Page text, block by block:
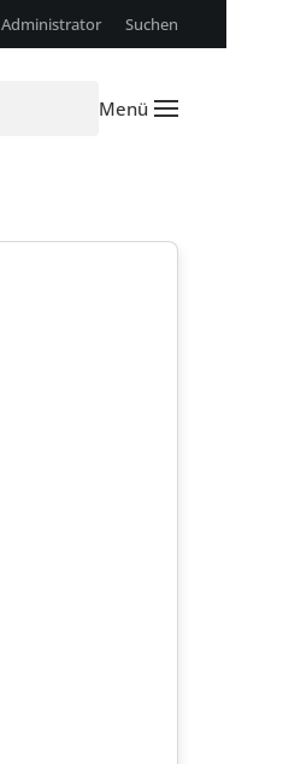
Administrator Suchen
Menü